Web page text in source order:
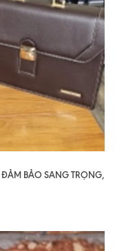
BẢO SANG TRỌNG,